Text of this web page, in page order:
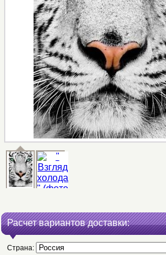
Расчет вариантов доставки:
Страна: